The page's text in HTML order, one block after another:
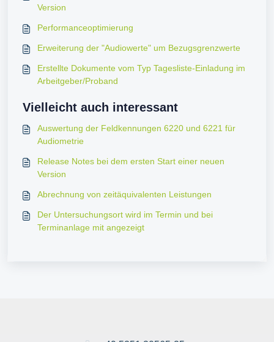
Version
Performanceoptimierung
Erweiterung der "Audiowerte" um Bezugsgrenzwerte
Erstellte Dokumente vom Typ Tagesliste-Einladung im
Arbeitgeber/Proband
Vielleicht auch interessant
Auswertung der Feldkennungen 6220 und 6221 für
Audiometrie
Release Notes bei dem ersten Start einer neuen
Version
Abrechnung von zeitäquivalenten Leistungen
Der Untersuchungsort wird im Termin und bei
Terminanlage mit angezeigt